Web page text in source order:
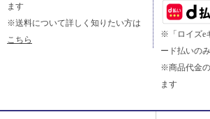
ます
※送料について詳しく知りたい方は
こちら
※「ロイズe
ード払いのみ
※商品代金
ます